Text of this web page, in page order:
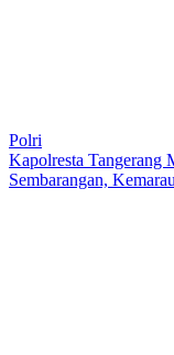
Polri
Kapolresta Tangerang
Sembarangan,